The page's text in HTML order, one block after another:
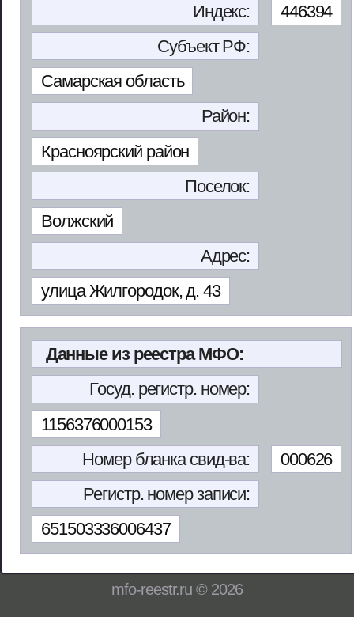
Индекс:
446394
Субъект РФ:
Самарская область
Район:
Красноярский район
Поселок:
Волжский
Адрес:
улица Жилгородок, д. 43
Данные из реестра МФО:
Госуд. регистр. номер:
1156376000153
Номер бланка свид-ва:
000626
Регистр. номер записи:
651503336006437
mfo-reestr.ru © 2026